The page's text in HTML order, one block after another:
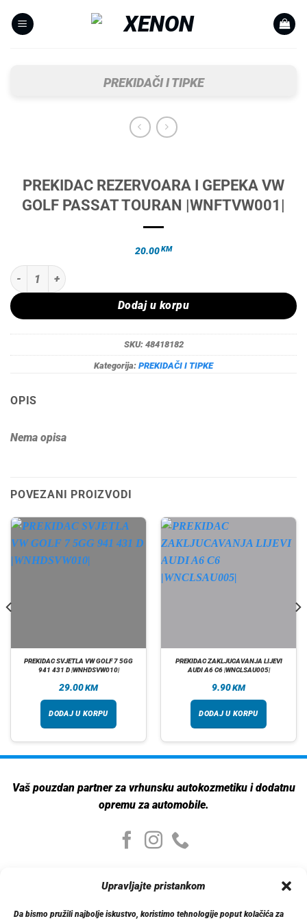
Upravljajte pristankom
Da bismo pružili najbolje iskustvo, koristimo tehnologije poput kolačića za
PREKIDAČI I TIPKE
PREKIDAC REZERVOARA I GEPEKA VW
GOLF PASSAT TOURAN |WNFTVW001|
20.00KM
PREKIDAC REZERVOARA I GEPEKA VW GOLF PASSAT TOURAN
Dodaj u korpu
SKU: 48418182
Kategorija: PREKIDAČI I TIPKE
OPIS
Nema opisa
POVEZANI PROIZVODI
PREKIDAC SVJETLA VW GOLF 7 5GG
941 431 D |WNHDSVW010|
29.00KM
DODAJ U KORPU
PREKIDAC ZAKLJUCAVANJA LIJEVI
AUDI A6 C6 |WNCLSAU005|
9.90KM
DODAJ U KORPU
Vaš pouzdan partner za vrhunsku autokozmetiku i dodatnu
opremu za automobile.
Moj nalog
Moj nalog
Moje narudžbe